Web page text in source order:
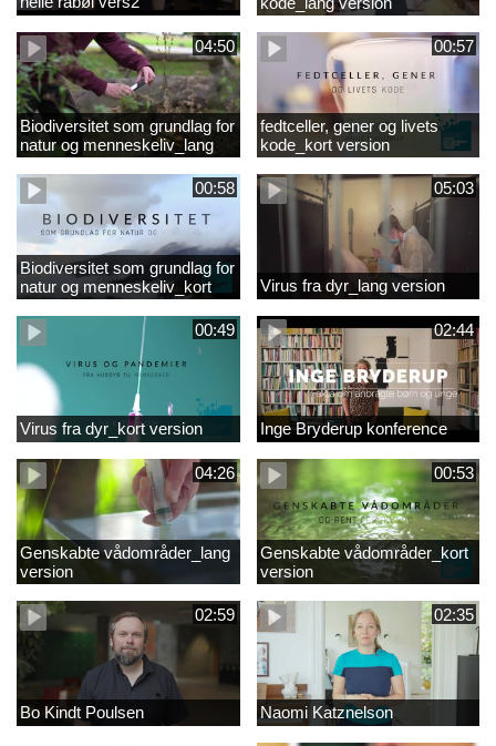
04:50
Biodiversitet som grundlag for
natur og menneskeliv_lang
version
00:57
fedtceller, gener og livets
kode_kort version
00:58
Biodiversitet som grundlag for
natur og menneskeliv_kort
version
05:03
Virus fra dyr_lang version
00:49
Virus fra dyr_kort version
02:44
Inge Bryderup konference
04:26
Genskabte vådområder_lang
version
00:53
Genskabte vådområder_kort
version
02:59
Bo Kindt Poulsen
02:35
Naomi Katznelson